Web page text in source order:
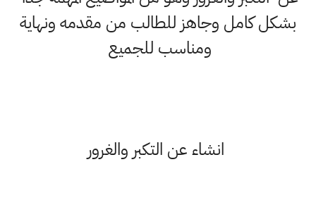
بشكل كامل وجاهز للطالب من مقدمه ونهاية
ومناسب للجميع
انشاء عن التكبر والغرور